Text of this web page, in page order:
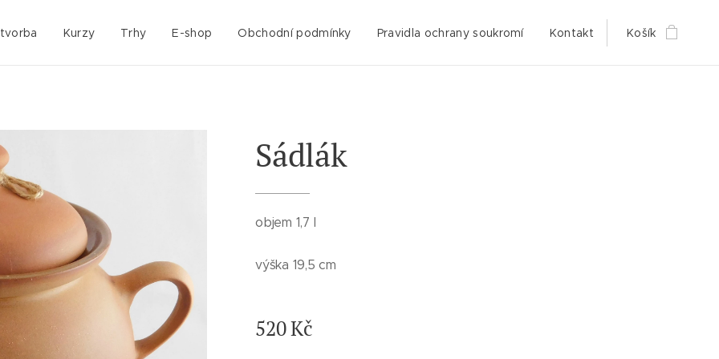
Kurzy Trhy E-shop Obchodní podmínky Pravidla ochrany soukromí Kontakt Košík
Sádlák
objem 1,7 l
výška 19,5 cm
520Kč